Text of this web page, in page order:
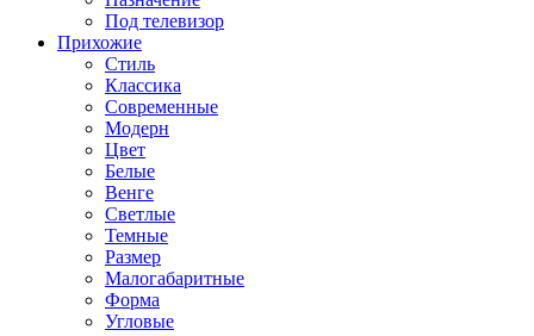
Под телевизор
Прихожие
Стиль
Классика
Современные
Модерн
Цвет
Белые
Венге
Светлые
Темные
Размер
Малогабаритные
Форма
Угловые